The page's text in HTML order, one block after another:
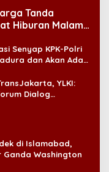
Tanda
Hiburan Malam
Senyap KPK-Polri
dan Akan Ada
YLKI:
Dialog
di Islamabad,
Washington